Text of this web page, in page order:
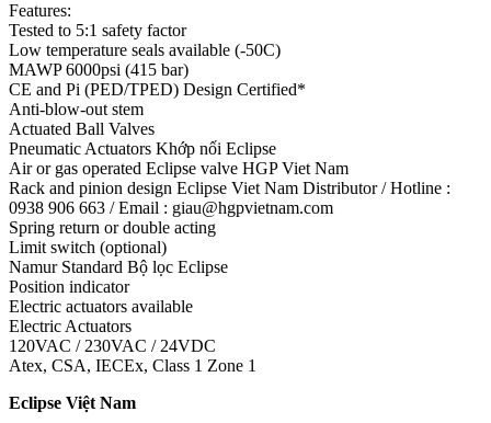
Features:
Tested to 5:1 safety factor
Low temperature seals available (-50C)
MAWP 6000psi (415 bar)
CE and Pi (PED/TPED) Design Certified*
Anti-blow-out stem
Actuated Ball Valves
Pneumatic Actuators Khớp nối Eclipse
Air or gas operated Eclipse valve HGP Viet Nam
Rack and pinion design Eclipse Viet Nam Distributor / Hotline :
0938 906 663 / Email : giau@hgpvietnam.com
Spring return or double acting
Limit switch (optional)
Namur Standard Bộ lọc Eclipse
Position indicator
Electric actuators available
Electric Actuators
120VAC / 230VAC / 24VDC
Atex, CSA, IECEx, Class 1 Zone 1
Eclipse Việt Nam